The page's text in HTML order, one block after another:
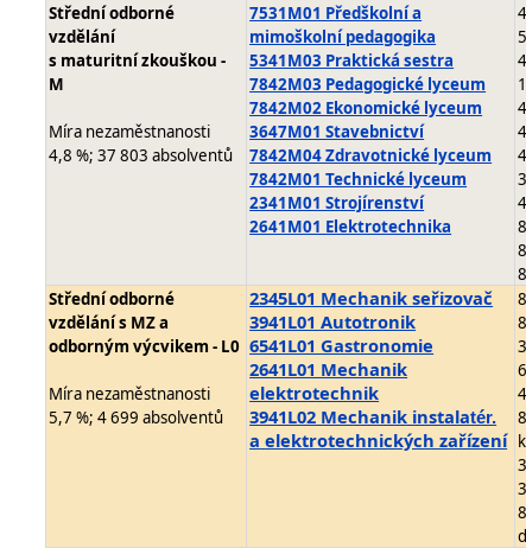
Střední odborné
vzdělání
s maturitní zkouškou -
M
Míra nezaměstnanosti
4,8 %; 37 803 absolventů
7531M01 Předškolní a
mimoškolní pedagogika
5341M03 Praktická sestra
7842M03 Pedagogické lyceum
7842M02 Ekonomické lyceum
3647M01 Stavebnictví
7842M04 Zdravotnické lyceum
7842M01 Technické lyceum
2341M01 Strojírenství
2641M01 Elektrotechnika
Střední odborné
vzdělání s MZ a
odborným výcvikem - L0
Míra nezaměstnanosti
5,7 %; 4 699 absolventů
2345L01 Mechanik seřizovač
3941L01 Autotronik
6541L01 Gastronomie
2641L01 Mechanik
elektrotechnik
3941L02 Mechanik instalatér.
a elektrotechnických zařízení